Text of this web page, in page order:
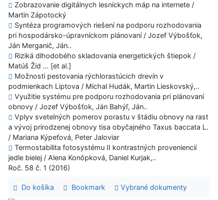
Zobrazovanie digitálnych lesníckych máp na internete /
Martin Zápotocký
Syntéza programových riešení na podporu rozhodovania
pri hospodársko-úpravníckom plánovaní / Jozef Výbošťok,
Ján Merganič, Ján..
Riziká dlhodobého skladovania energetických štiepok /
Matúš Žid ... [et al.]
Možnosti pestovania rýchlorastúcich drevín v
podmienkach Liptova / Michal Hudák, Martin Lieskovský,..
Využitie systému pre podporu rozhodovania pri plánovaní
obnovy / Jozef Výbošťok, Ján Bahýľ, Ján..
Vplyv svetelných pomerov porastu v štádiu obnovy na rast
a vývoj prirodzenej obnovy tisa obyčajného Taxus baccata L.
/ Mariana Kýpeťová, Peter Jaloviar
Termostabilita fotosystému II kontrastných proveniencií
jedle bielej / Alena Konôpková, Daniel Kurjak,..
Roč. 58 č. 1 (2016)
Do košíka Bookmark Vybrané dokumenty